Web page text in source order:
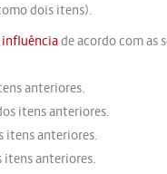
dois itens).
influênciade acordo com as
anteriores.
itens anteriores.
itens anteriores.
itens anteriores.